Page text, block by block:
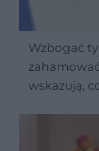
Wzbogać
wskazują,